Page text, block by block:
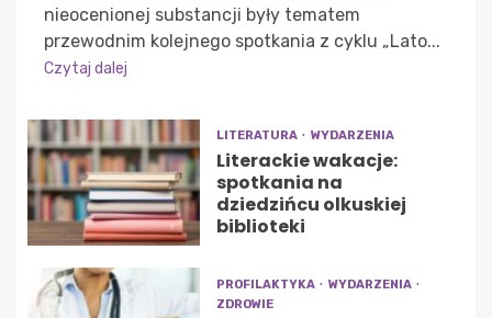
nieocenionej substancji były tematem
przewodnim kolejnego spotkania z cyklu „Lato...
Czytaj dalej
LITERATURA WYDARZENIA
Literackie wakacje:
spotkania na
dziedzińcu olkuskiej
biblioteki
PROFILAKTYKA
WYDARZENIA
ZDROWIE